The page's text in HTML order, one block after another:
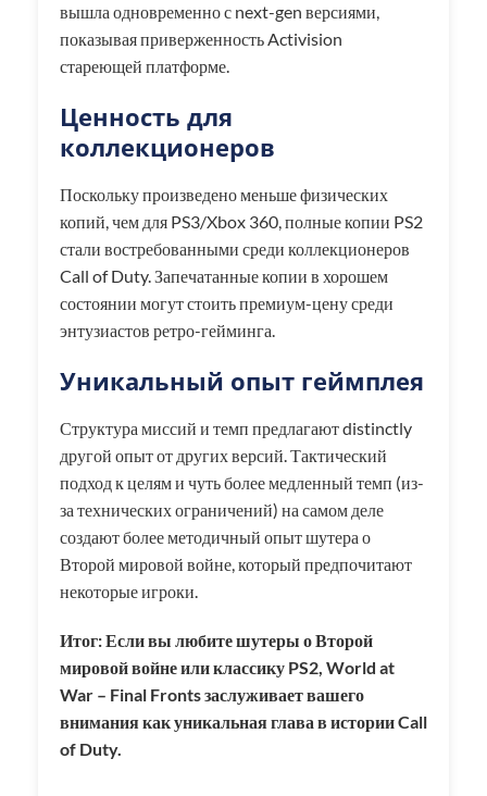
вышла одновременно с next-gen версиями,
показывая приверженность Activision
стареющей платформе.
Ценность для
коллекционеров
Поскольку произведено меньше физических
копий, чем для PS3/Xbox 360, полные копии PS2
стали востребованными среди коллекционеров
Call of Duty. Запечатанные копии в хорошем
состоянии могут стоить премиум-цену среди
энтузиастов ретро-гейминга.
Уникальный опыт геймплея
Структура миссий и темп предлагают distinctly
другой опыт от других версий. Тактический
подход к целям и чуть более медленный темп (из-
за технических ограничений) на самом деле
создают более методичный опыт шутера о
Второй мировой войне, который предпочитают
некоторые игроки.
Итог: Если вы любите шутеры о Второй
мировой войне или классику PS2, World at
War – Final Fronts заслуживает вашего
внимания как уникальная глава в истории Call
of Duty.